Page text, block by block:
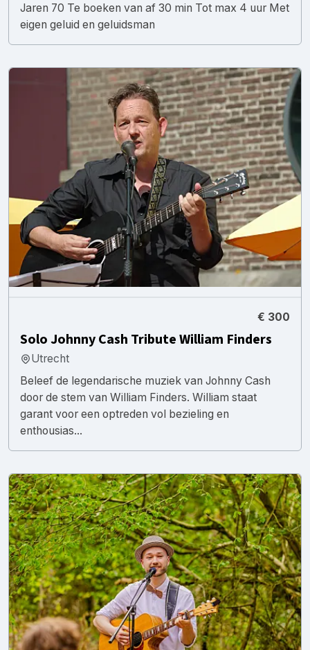
Jaren 70 Te boeken van af 30 min Tot max 4 uur Met
eigen geluid en geluidsman
€ 300
Solo Johnny Cash Tribute William Finders
Utrecht
Beleef de legendarische muziek van Johnny Cash
door de stem van William Finders. William staat
garant voor een optreden vol bezieling en
enthousias...